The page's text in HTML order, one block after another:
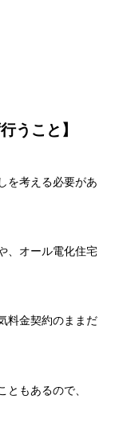
うこと】
を考える必要があ
、オール電化住宅
料金契約のままだ
もあるので、